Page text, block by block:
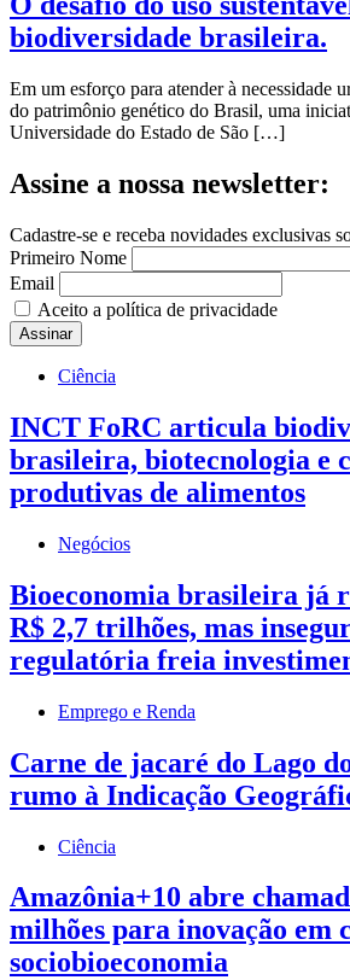
biodiversidade brasileira.
Em um esforço para atender à necessidade
do patrimônio genético do Brasil, uma
Universidade do Estado de São […]
Assine a nossa newsletter:
Cadastre-se e receba novidades exclusivas
Primeiro Nome
Email
Aceito a política de privacidade
Ciência
INCT FoRC articula
brasileira, biotecnologia e
produtivas de alimentos
Negócios
Bioeconomia brasileira já
R$ 2,7 trilhões, mas
regulatória freia
Emprego e Renda
Carne de jacaré do Lago
rumo à Indicação
Ciência
Amazônia+10 abre
milhões para inovação em
sociobioeconomia